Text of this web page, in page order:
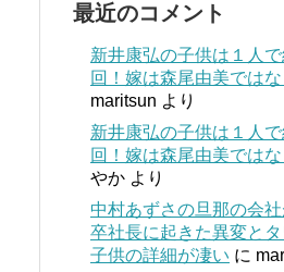
最近のコメント
新井康弘の子供は１人で
回！嫁は森尾由美ではな
maritsun より
新井康弘の子供は１人で
回！嫁は森尾由美ではな
やか より
中村あずさの旦那の会
卒社長に起きた異変と
子供の詳細が凄い に